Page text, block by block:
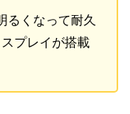
るくなって耐久
プレイが搭載